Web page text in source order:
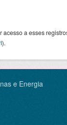
acesso a esses
).
e Energia